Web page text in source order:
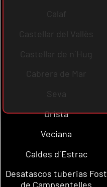
Calaf
Castellar del Vallès
Castellar de n´Hug
Cabrera de Mar
Seva
Oristà
Veciana
Caldes d´Estrac
Desatascos tuberias Fost
de Campsentelles